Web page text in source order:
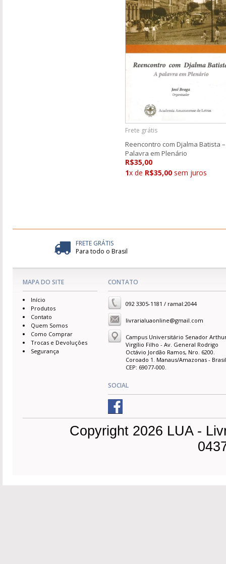
Frete grátis
Reencontro com Djalma Batista
Palavra em Plenário
R$35,00
1x de R$35,00 sem juros
FRETE GRÁTIS
Para todo o Brasil
MAPA DO SITE
Início
Produtos
Contato
Quem Somos
Como Comprar
Trocas e Devoluções
Segurança
CONTATO
092 3305-1181 / ramal:2044
livrarialuaonline@gmail.com
Campus Universitário Senador
Virgílio Filho - Av. General Rodrigo
Octávio Jordão Ramos, Nro. 6200.
Coroado 1. Manaus/Amazonas -
CEP: 69077-000.
SOCIAL
Copyright 2026 LUA -